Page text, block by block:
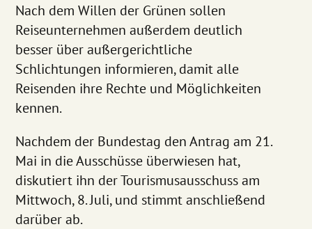
Nach dem Willen der Grünen sollen
Reiseunternehmen außerdem deutlich
besser über außergerichtliche
Schlichtungen informieren, damit alle
Reisenden ihre Rechte und Möglichkeiten
kennen.
Nachdem der Bundestag den Antrag am 21.
Mai in die Ausschüsse überwiesen hat,
diskutiert ihn der Tourismusausschuss am
Mittwoch, 8. Juli, und stimmt anschließend
darüber ab.